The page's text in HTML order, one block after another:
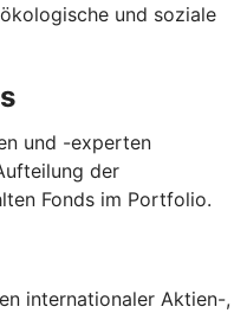
und soziale
und -experten
der
Fonds im Portfolio.
internationaler Aktien-,